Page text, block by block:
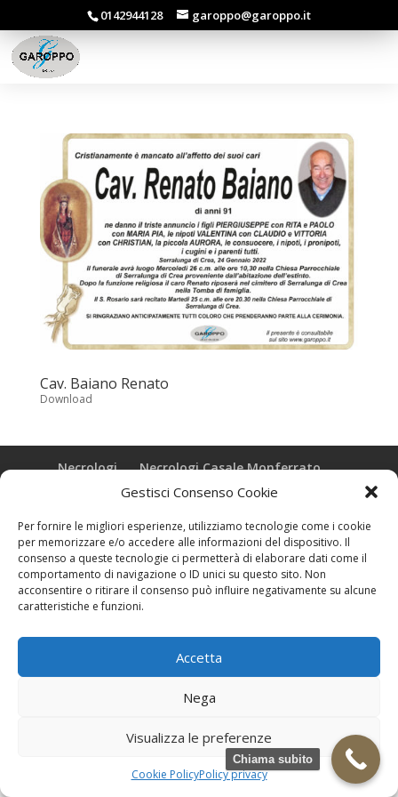
Gestisci Consenso Cookie
Per fornire le migliori esperienze, utilizziamo tecnologie come i cookie
per memorizzare e/o accedere alle informazioni del dispositivo. Il
consenso a queste tecnologie ci permetterà di elaborare dati come il
comportamento di navigazione o ID unici su questo sito. Non
acconsentire o ritirare il consenso può influire negativamente su alcune
caratteristiche e funzioni.
Accetta
Nega
Visualizza le preferenze
Cookie PolicyPolicy privacy
0142944128 garoppo@garoppo.it
Cav. Baiano Renato
Download
Necrologi
Necrologi Casale Monferrato
Necrologi Alessandria
Necrologi Piemonte
Realizzazione grafica e Copyright © zeropensieri local web -
Casale Monferrato info@zeropensieri-cloud
Chiama subito